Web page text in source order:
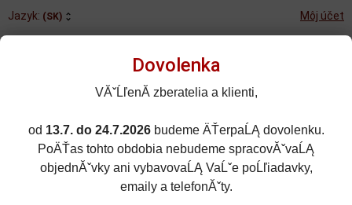
Jazyk: (SK) Môj účet
kusov
Rozšírené vyhľadávanie
Porovnané (0)
Obľúbené (0)
Dovolenka
VĂˇĹľenĂ­ zberatelia a klienti,
od 13.7. do 24.7.2026budeme ÄŤerpaĹĄ dovolenku.
PoÄŤas tohto obdobia nebudeme spracovĂˇvaĹĄ
objednĂˇvky ani vybavovaĹĄ VaĹˇe poĹľiadavky,
emaily a telefonĂˇty.